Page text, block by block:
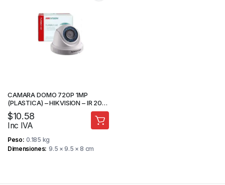
CAMARA DOMO 720P 1MP
(PLASTICA) – HIKVISION – IR 20M
– CAMARA DE SEGURIDAD
$10.58
Inc IVA
Peso 0.185 kg
Dimensiones 9.5 × 9.5 × 8 cm